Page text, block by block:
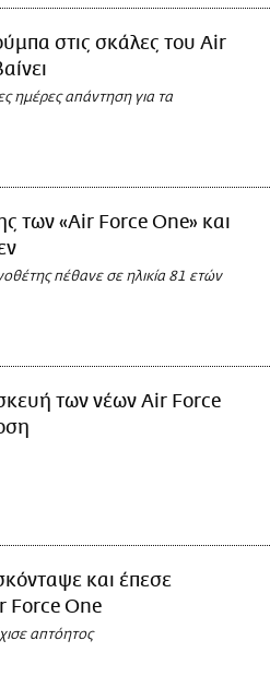
στις σκάλες του Air
ημέρες απάντηση για τα
των «Air Force One» και
πέθανε σε ηλικία 81 ετών
των νέων Air Force
και έπεσε
Force One
απτόητος